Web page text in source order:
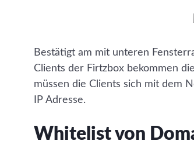
Bestätigt am mit unteren
Clients der Firtzbox bekommen
müssen die Clients sich mit dem
IP Adresse.
Whitelist von